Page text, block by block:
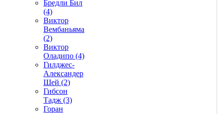
Бредли Бил
(4)
Виктор
Вембаньяма
(2)
Виктор
Оладипо (4)
Гилджес-
Александер
Шей (2)
Гибсон
Тадж (3)
Горан